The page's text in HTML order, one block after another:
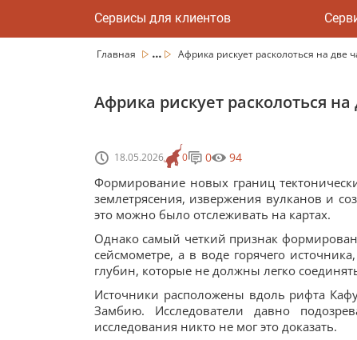
Сервисы для клиентов
Главная ... Африка рискует расколоться на две
Африка рискует расколоться
18.05.2026 0 0 94
Формирование новых границ
землетрясения, извержения вулканов и
это можно было отслеживать на картах.
Однако самый четкий признак
сейсмометре, а в воде горячего
глубин, которые не должны легко
Источники расположены вдоль рифта
Замбию. Исследователи давно
исследования никто не мог это доказать.